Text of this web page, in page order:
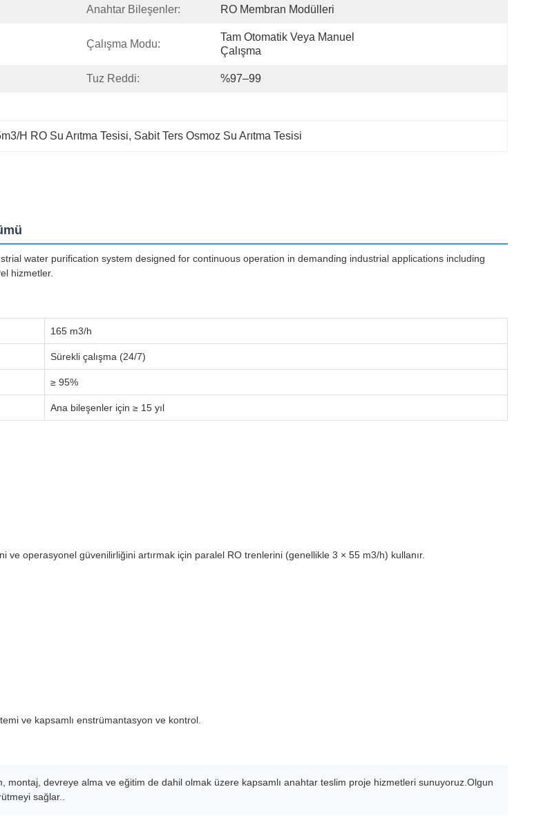
Anahtar Bileşenler: RO Membran Modülleri
Çalışma Modu:
Tam Otomatik Veya Manuel
Çalışma
Tuz Reddi: %97–99
H RO Su Arıtma Tesisi, Sabit Ters Osmoz Su Arıtma Tesisi
water purification system designed for continuous operation in demanding industrial applications including
hizmetler.
165 m3/h
Sürekli çalışma (24/7)
≥ 95%
Ana bileşenler için ≥ 15 yıl
ve operasyonel güvenilirliğini artırmak için paralel RO trenlerini (genellikle 3 × 55 m3/h) kullanır.
ve kapsamlı enstrümantasyon ve kontrol.
montaj, devreye alma ve eğitim de dahil olmak üzere kapsamlı anahtar teslim proje hizmetleri sunuyoruz.Olgun
sağlar..